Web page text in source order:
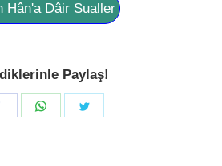
Hân'a Dâir Sualler
Paylaş!
Share
Share